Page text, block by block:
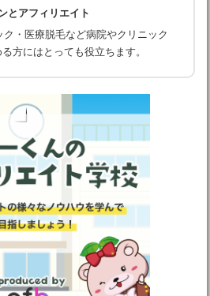
とアフィリエイト
・医療脱毛など病院やクリニック
方にはとっても役立ちます。